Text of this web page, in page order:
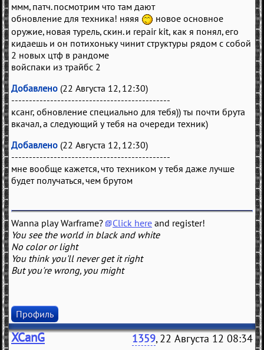
ммм, патч. посмотрим что там дают
обновление для техника! няяя
новое основное
оружие, новая турель, скин. и repair kit, как я понял, его
кидаешь и он потихоньку чинит структуры рядом с собой
2 новых цтф в рандоме
войспаки из трайбс 2
Добавлено (22 Августа 12, 12:30)
---------------------------------------------
ксанг, обновление специально для тебя)) ты почти брута
вкачал, а следующий у тебя на очереди техник)
Добавлено (22 Августа 12, 12:30)
---------------------------------------------
мне вообще кажется, что техником у тебя даже лучше
будет получаться, чем брутом
Wanna play Warframe? Click here and register!
You see the world in black and white
No color or light
You think you'll never get it right
But you're wrong, you might
Профиль
XCanG 1359, 22 Августа 12 08:34